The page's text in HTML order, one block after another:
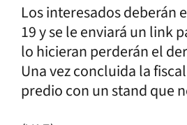
Los interesados deberán
19 y se le enviará un link
lo hicieran perderán el
Una vez concluida la
predio con un stand que